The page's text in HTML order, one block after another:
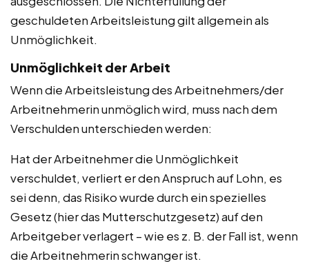
geschuldeten Arbeitsleistung gilt allgemein als
Unmöglichkeit.
Unmöglichkeit der Arbeit
Wenn die Arbeitsleistung des Arbeitnehmers/der
Arbeitnehmerin unmöglich wird, muss nach dem
Verschulden unterschieden werden:
Hat der Arbeitnehmer die Unmöglichkeit
verschuldet, verliert er den Anspruch auf Lohn, es
sei denn, das Risiko wurde durch ein spezielles
Gesetz (hier das Mutterschutzgesetz) auf den
Arbeitgeber verlagert – wie es z. B. der Fall ist, wenn
die Arbeitnehmerin schwanger ist.